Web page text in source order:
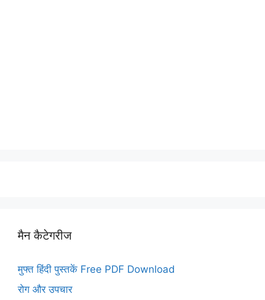
मैन कैटेगरीज
मुफ्त हिंदी पुस्तकें Free PDF Download
रोग और उपचार